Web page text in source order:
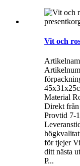
Vit och
Material
Direkt
Provtid 7-
för tjejer
ditt nästa
P...